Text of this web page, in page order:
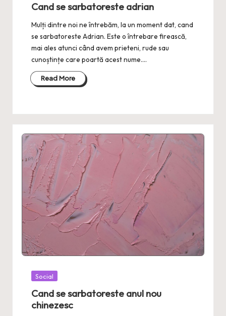
Cand se sarbatoreste adrian
Mulți dintre noi ne întrebăm, la un moment dat, cand
se sarbatoreste Adrian. Este o întrebare firească,
mai ales atunci când avem prieteni, rude sau
cunoștințe care poartă acest nume.…
Read More
Posted
Social
Cand se sarbatoreste anul nou
chinezesc